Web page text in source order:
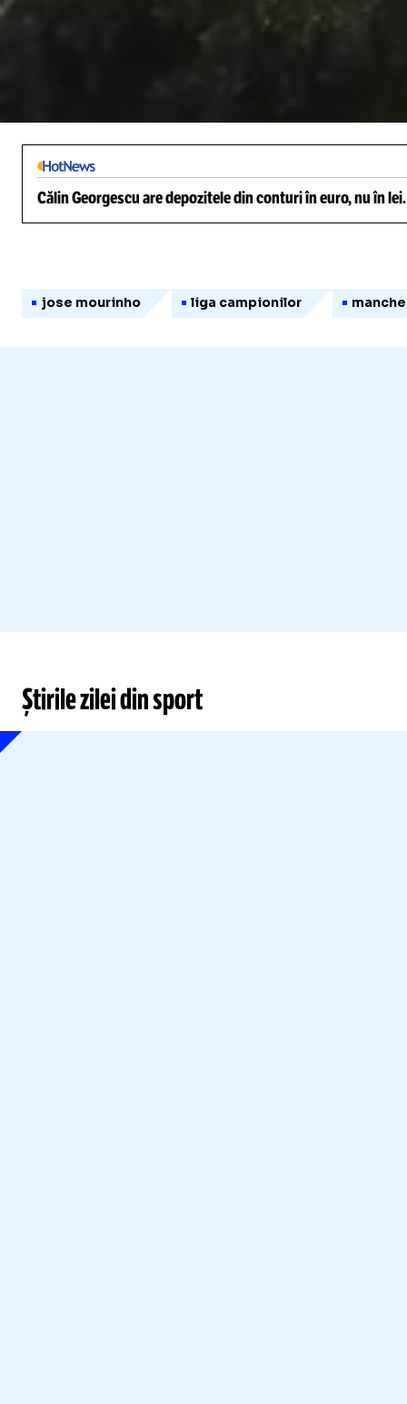
Călin Georgescu are depozitele din conturi în euro, nu în
jose mourinho liga campionilor
Știrile zilei din sport